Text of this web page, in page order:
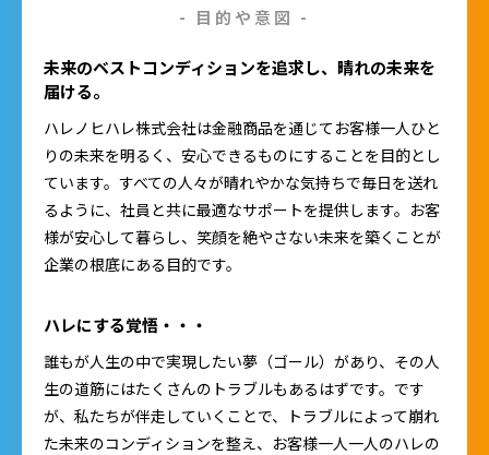
- 目的や意図 -
未来のベストコンディションを追求し、晴れの未来を
届ける。
ハレノヒハレ株式会社は金融商品を通じてお客様一人ひと
りの未来を明るく、安心できるものにすることを目的とし
ています。すべての人々が晴れやかな気持ちで毎日を送れ
るように、社員と共に最適なサポートを提供します。お客
様が安心して暮らし、笑顔を絶やさない未来を築くことが
企業の根底にある目的です。
ハレにする覚悟・・・
誰もが人生の中で実現したい夢（ゴール）があり、その人
生の道筋にはたくさんのトラブルもあるはずです。です
が、私たちが伴走していくことで、トラブルによって崩れ
た未来のコンディションを整え、お客様一人一人のハレの